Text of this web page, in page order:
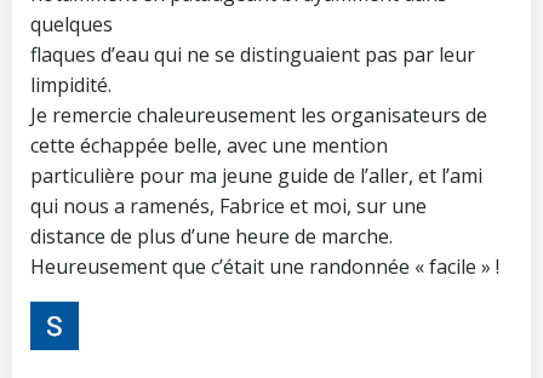
quelques
flaques d’eau qui ne se distinguaient pas par leur
limpidité.
Je remercie chaleureusement les organisateurs de
cette échappée belle, avec une mention
particulière pour ma jeune guide de l’aller, et l’ami
qui nous a ramenés, Fabrice et moi, sur une
distance de plus d’une heure de marche.
Heureusement que c’était une randonnée « facile » !